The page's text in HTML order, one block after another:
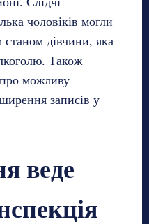
чоловіків могли
станом дівчини, яка
Також
про можливу
записів у
веде